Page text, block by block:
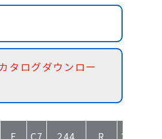
タログダウンロー
F C7 244 R 29